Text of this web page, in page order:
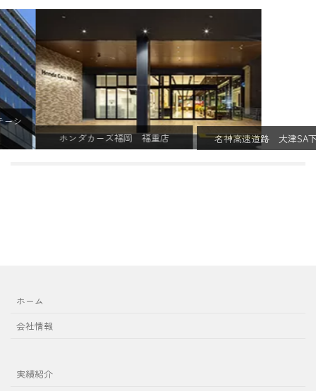
ホンダカーズ福岡 福重店 名神高速道路 大津SA下り線
ホーム
会社情報
実績紹介